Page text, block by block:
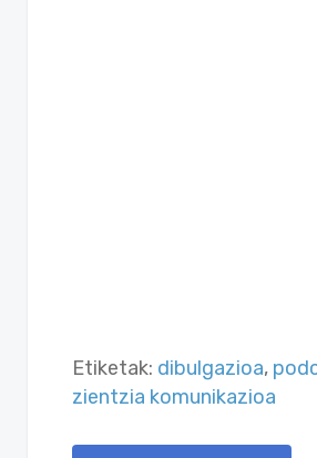
Etiketak: dibulgazioa,
zientzia komunikazioa